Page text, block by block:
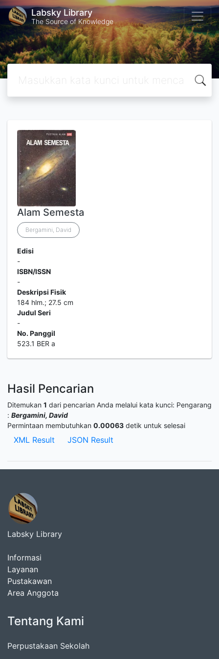
Labsky Library
The Source of Knowledge
Alam Semesta
Bergamini, David
Edisi
-
ISBN/ISSN
-
Deskripsi Fisik
184 hlm.; 27.5 cm
Judul Seri
-
No. Panggil
523.1 BER a
Hasil Pencarian
Ditemukan 1 dari pencarian Anda melalui kata kunci: Pengarang
: Bergamini, David
Permintaan membutuhkan 0.00063 detik untuk selesai
XML Result JSON Result
Labsky Library
Informasi
Layanan
Pustakawan
Area Anggota
Tentang Kami
Perpustakaan Sekolah